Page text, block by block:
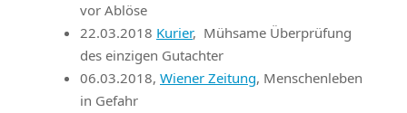
vor Ablöse
22.03.2018 Kurier, Mühsame Überprüfung
des einzigen Gutachter
06.03.2018, Wiener Zeitung, Menschenleben
in Gefahr